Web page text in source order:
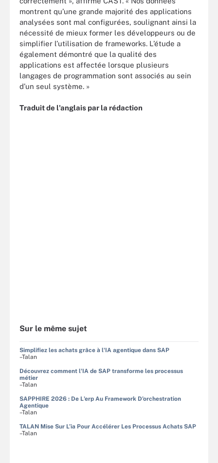
montrent qu’une grande majorité des applications
analysées sont mal configurées, soulignant ainsi la
nécessité de mieux former les développeurs ou de
simplifier l’utilisation de frameworks. L’étude a
également démontré que la qualité des
applications est affectée lorsque plusieurs
langages de programmation sont associés au sein
d’un seul système. »
Traduit de l'anglais par la rédaction
Sur le même sujet
Simplifiez les achats grâce à l'IA agentique dans SAP
–Talan
Découvrez comment l'IA de SAP transforme les processus
métier
–Talan
SAPPHIRE 2026 : De L'erp Au Framework D'orchestration
Agentique
–Talan
TALAN Mise Sur L’ia Pour Accélérer Les Processus Achats SAP
–Talan